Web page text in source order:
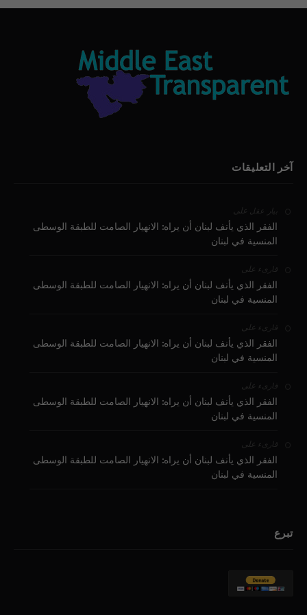
آخر التعليقات
بيار عقل على
الفقر الذي يأنف لبنان أن يراه: الانهيار الصامت للطبقة الوسطى
المنسية في لبنان
قارىء على
الفقر الذي يأنف لبنان أن يراه: الانهيار الصامت للطبقة الوسطى
المنسية في لبنان
قارىء على
الفقر الذي يأنف لبنان أن يراه: الانهيار الصامت للطبقة الوسطى
المنسية في لبنان
قارىء على
الفقر الذي يأنف لبنان أن يراه: الانهيار الصامت للطبقة الوسطى
المنسية في لبنان
قارىء على
الفقر الذي يأنف لبنان أن يراه: الانهيار الصامت للطبقة الوسطى
المنسية في لبنان
تبرع